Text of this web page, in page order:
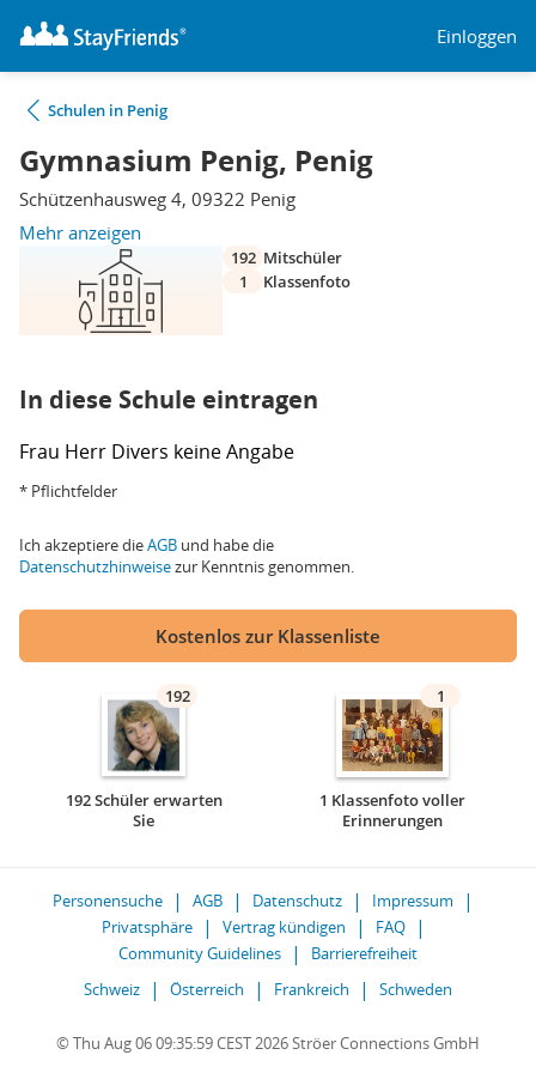
Einloggen
Schulen in Penig
Gymnasium Penig, Penig
Schützenhausweg 4, 09322 Penig
Mehr anzeigen
192 Mitschüler
1
Klassenfoto
In diese Schule eintragen
Frau Herr Divers keine Angabe
* Pflichtfelder
Ich akzeptiere dieAGB und habe die
Datenschutzhinweisezur Kenntnis genommen.
Kostenlos zur Klassenliste
192
192 Schüler erwarten
Sie
1
1 Klassenfoto voller
Erinnerungen
Personensuche AGB Datenschutz
Impressum
Privatsphäre
Vertrag kündigen
FAQ
Community Guidelines
Barrierefreiheit
Schweiz
Österreich Frankreich Schweden
© Thu Aug 06 09:35:59 CEST 2026 Ströer Connections GmbH